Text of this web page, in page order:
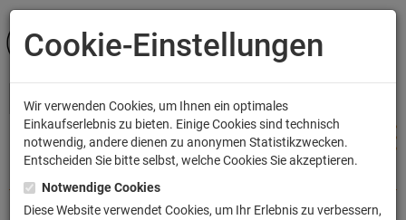
ANMELDEN
Cookie-Einstellungen
Wir verwenden Cookies, um Ihnen ein optimales
Einkaufserlebnis zu bieten. Einige Cookies sind technisch
notwendig, andere dienen zu anonymen Statistikzwecken.
Entscheiden Sie bitte selbst, welche Cookies Sie akzeptieren.
Notwendige Cookies
Diese Website verwendet Cookies, um Ihr Erlebnis zu verbessern,